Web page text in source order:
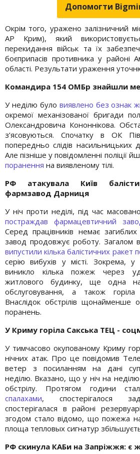
Допомогти
Окрім того, уражено залізничний
АР Крим), який
перекидання військ та їх
боєприпасів противника у районі
області. Результати ураження
Командира 154 ОМБр знайшли
У неділю було виявлено без ознак
окремої механізованої бригади
Олександровича Кононнікова.
з’ясовуються. Спочатку в ОК
попередньо слідів насильницьких
Але пізніше у повідомленні поліції
поранення на виявленому тілі.
РФ атакувала Київ
фармзавод Дарниця
У ніч проти неділі, під час
постраждав фармацевтичний
Серед працівників немає
завод продовжує роботу. Загалом
випустили кілька балістичних ракет
серію вибухів у місті. Зокрема,
виникло кілька пожеж через
житлового будинку, ще одна на
обслуговування, а також горіла
Внаслідок обстрілів щонайменше
поранень.
У Криму горіла Сакська ТЕЦ -
У тимчасово окупованому Криму
нічних атак. Про це повідомив
ветер з посиланням на дані
неділю. Вказано, що у ніч на
обстрілу. Протягом години
спалахами, спостерігалося
спостерігалася в районі
згодом стало відомо, що пожежа
площа тепловых сигнатур
РФ скинула КАБи на Запріжжя: є